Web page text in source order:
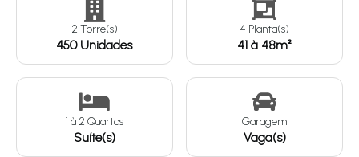
2 Torre(s)
450 Unidades
4 Planta(s)
41 à 48m²
1 à 2 Quartos
Suíte(s)
Garagem
Vaga(s)